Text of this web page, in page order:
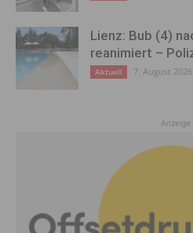
Lienz: Bub (4)
reanimiert –
Aktuell 7. August 2026
Anzeige